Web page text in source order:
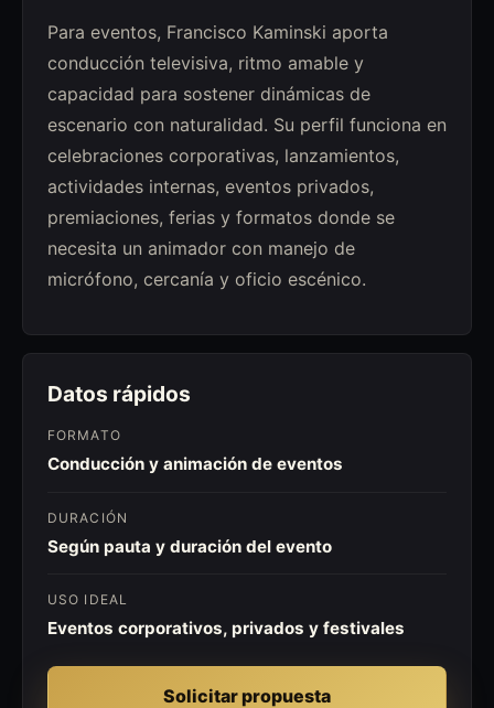
Para eventos, Francisco Kaminski aporta
conducción televisiva, ritmo amable y
capacidad para sostener dinámicas de
escenario con naturalidad. Su perfil funciona en
celebraciones corporativas, lanzamientos,
actividades internas, eventos privados,
premiaciones, ferias y formatos donde se
necesita un animador con manejo de
micrófono, cercanía y oficio escénico.
Datos rápidos
FORMATO
Conducción y animación de eventos
DURACIÓN
Según pauta y duración del evento
USO IDEAL
Eventos corporativos, privados y festivales
Solicitar propuesta